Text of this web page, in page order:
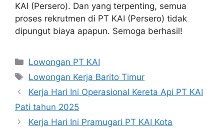
KAI (Persero). Dan yang terpenting, semua
proses rekrutmen di PT KAI (Persero) tidak
dipungut biaya apapun. Semoga berhasil!
Categories
Lowongan PT KAI
Tags
Lowongan Kerja Barito Timur
Kerja Hari Ini Operasional Kereta Api PT KAI
Pati tahun 2025
Kerja Hari Ini Pramugari PT KAI Kota